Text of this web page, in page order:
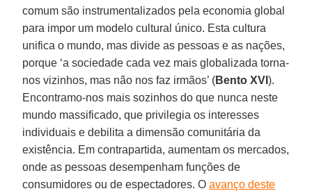
comum são instrumentalizados pela economia global
para impor um modelo cultural único. Esta cultura
unifica o mundo, mas divide as pessoas e as nações,
porque ‘a sociedade cada vez mais globalizada torna-
nos vizinhos, mas não nos faz irmãos’ (Bento XVI).
Encontramo-nos mais sozinhos do que nunca neste
mundo massificado, que privilegia os interesses
individuais e debilita a dimensão comunitária da
existência. Em contrapartida, aumentam os mercados,
onde as pessoas desempenham funções de
consumidores ou de espectadores. Oavanço deste